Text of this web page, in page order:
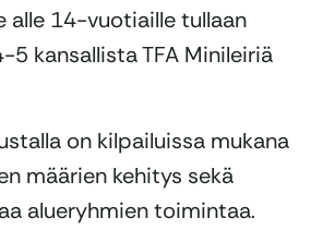
alle 14-vuotiaille tullaan
5 kansallista TFA Minileiriä
on kilpailuissa mukana
määrien kehitys sekä
alueryhmien toimintaa.